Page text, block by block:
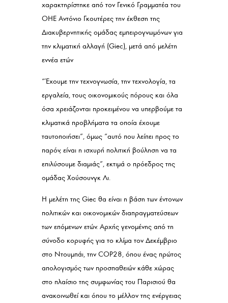
χαρακτηρίστηκε από τον Γενικό Γραμματέα του
ΟΗΕ Αντόνιο Γκουτέρες την έκθεση της
Διακυβερνητικής ομάδας εμπειρογνωμόνων για
την κλιματική αλλαγή (Giec), μετά από μελέτη
εννέα ετών
“Έχουμε την τεχνογνωσία, την τεχνολογία, τα
εργαλεία, τους οικονομικούς πόρους και όλα
όσα χρειάζονται προκειμένου να υπερβούμε τα
κλιματικά προβλήματα τα οποία έχουμε
ταυτοποιήσει”, όμως “αυτό που λείπει προς το
παρόν, είναι η ισχυρή πολιτική βούληση να τα
επιλύσουμε διαμιάς”, εκτιμά ο πρόεδρος της
ομάδας Χούσουνγκ Λι.
Η μελέτη της Giec θα είναι η βάση των έντονων
πολιτικών και οικονομικών διαπραγματεύσεων
των επόμενων ετών. Αρχής γενομένης από τη
σύνοδο κορυφής για το κλίμα τον Δεκέμβριο
στο Ντουμπάι, την COP28, όπου ένας πρώτος
απολογισμός των προσπαθειών κάθε χώρας
στο πλαίσιο της συμφωνίας του Παρισιού θα
ανακοινωθεί και όπου το μέλλον της ενέργειας